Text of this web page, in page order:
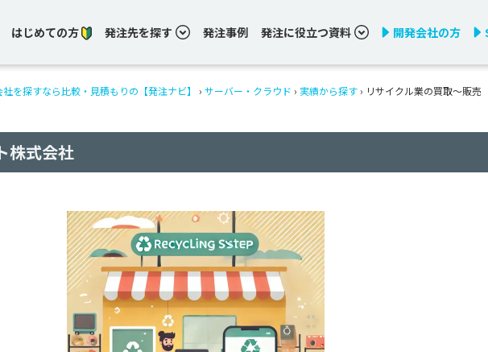
はじめての方 発注先を探す 発注事例 発注に役立つ資料 開発会社の方
を探すなら比較・見積もりの【発注ナビ】 › サーバー・クラウド › 実績から探す › リサイクル業の買取～販
株式会社